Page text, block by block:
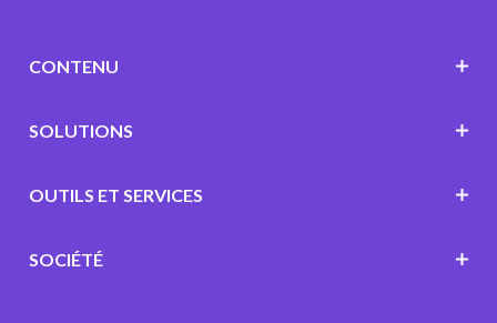
CONTENU
SOLUTIONS
OUTILS ET SERVICES
SOCIÉTÉ